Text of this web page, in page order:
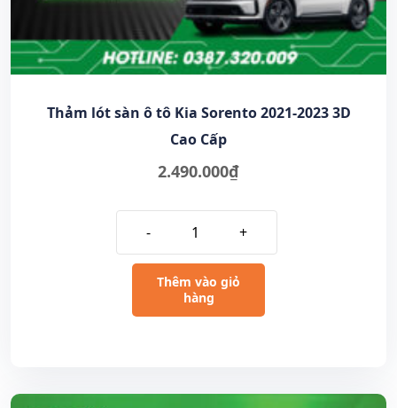
Thảm lót sàn ô tô Kia Sorento 2021-2023 3D
Cao Cấp
2.490.000₫
- +
Thêm vào giỏ
hàng